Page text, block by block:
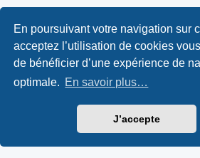
En poursuivant votre navigation sur
acceptez l’utilisation de cookies
de bénéficier d’une expérience de
optimale. En savoir plus…
J’accepte